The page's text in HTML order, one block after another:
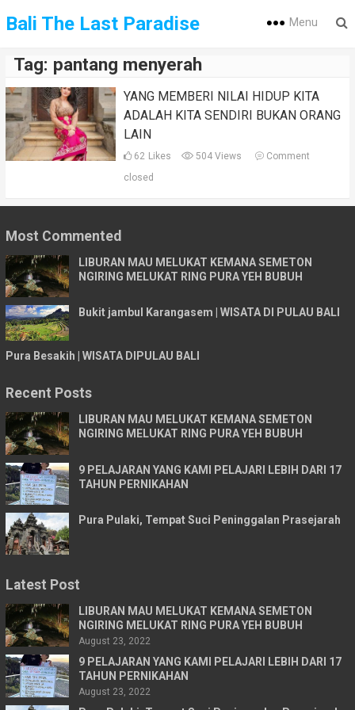
Bali The Last Paradise Menu
Tag: pantang menyerah
YANG MEMBERI NILAI HIDUP KITA
ADALAH KITA SENDIRI BUKAN ORANG
LAIN
62 Likes 504 Views
Comment
closed
Most Commented
LIBURAN MAU MELUKAT KEMANA SEMETON
NGIRING MELUKAT RING PURA YEH BUBUH
Bukit jambul Karangasem | WISATA DI PULAU BALI
Pura Besakih | WISATA DIPULAU BALI
Recent Posts
LIBURAN MAU MELUKAT KEMANA SEMETON
NGIRING MELUKAT RING PURA YEH BUBUH
9 PELAJARAN YANG KAMI PELAJARI LEBIH DARI 17
TAHUN PERNIKAHAN
Pura Pulaki, Tempat Suci Peninggalan Prasejarah
Latest Post
LIBURAN MAU MELUKAT KEMANA SEMETON
NGIRING MELUKAT RING PURA YEH BUBUH
August 23, 2022
9 PELAJARAN YANG KAMI PELAJARI LEBIH DARI 17
TAHUN PERNIKAHAN
August 23, 2022